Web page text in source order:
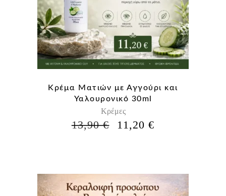
Κρέμα Ματιών με Αγγούρι και
Υαλουρονικό 30ml
Κρέμες
13,90€
Η
11,20€